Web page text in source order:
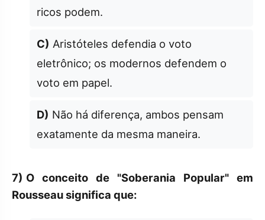
ricos podem.
C) Aristóteles defendia o voto
eletrônico; os modernos defendem o
voto em papel.
D) Não há diferença, ambos pensam
exatamente da mesma maneira.
7) O conceito de "Soberania Popular" em
Rousseau significa que: